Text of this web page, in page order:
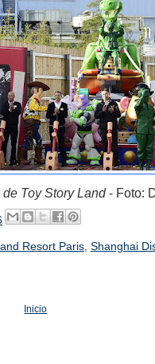
Toy Story Land- Foto:
Resort Paris, Shanghai
Inicio